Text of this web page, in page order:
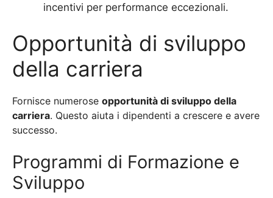
incentivi per performance eccezionali.
Opportunità di sviluppo
della carriera
Fornisce numerose opportunità di sviluppo della
carriera. Questo aiuta i dipendenti a crescere e avere
successo.
Programmi di Formazione e
Sviluppo